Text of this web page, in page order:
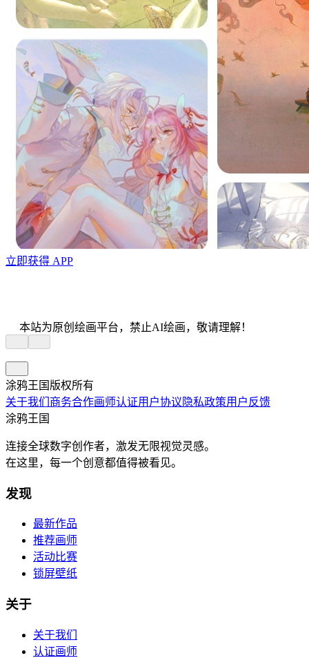
立即获得 APP
本站为原创绘画平台，禁止AI绘画，敬请理解！
涂鸦王国版权所有
关于我们 商务合作画师认证用户协议 隐私政策用户反馈
涂鸦王国
连接全球数字创作者，激发无限视觉灵感。
在这里，每一个创意都值得被看见。
发现
最新作品
推荐画师
活动比赛
锁屏壁纸
关于
关于我们
认证画师